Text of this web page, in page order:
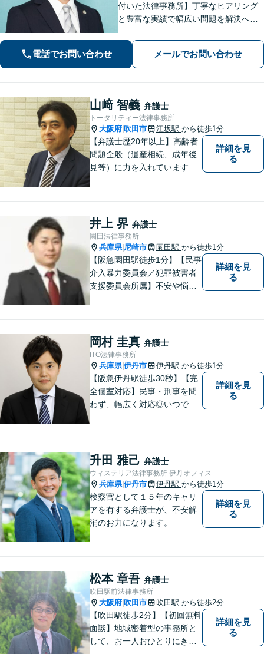
付いた法律事務所】丁寧なヒアリング
と豊富な実績で幅広い問題を解決へ導
請求／面会交流など【相続・遺言】相
続放棄／遺産分割調停など【電話・メ
ール相談初回無料】【休日夜間対応
可】
電話でお問い合わせ メールでお問い合わせ
山﨑 智義 弁護士
トータリティー法律事務所
大阪府 吹田市 江坂駅 から徒歩1分
【弁護士歴20年以上】高齢者
問題全般（遺産相続、成年後
見等）に力を入れています。
詳細を見
る
井上 界 弁護士
園田法律事務所
兵庫県| 尼崎市 園田駅 から徒歩1分
【阪急園田駅徒歩1分】【民事
介入暴力委員会／犯罪被害者
支援委員会所属】不安や悩み
期の対策こそが解決にとって
最も有効な手段です。最高の
法的サービスを社会の隅々に
まで届けます。
詳細を見
る
岡村 圭真 弁護士
ITO法律事務所
兵庫県|伊丹市 伊丹駅 から徒歩1分
【阪急伊丹駅徒歩30秒】【完
全個室対応】民事・刑事を問
わず、幅広く対応◎いつでも
れず、尽力してまいります。
【メーカー法務経験あり】
詳細を見
る
升田 雅己 弁護士
ウィステリア法律事務所 伊丹オフィス
兵庫県|伊丹市 伊丹駅 から徒歩1分
検察官として１５年のキャリ
アを有する弁護士が、不安解
消のお力になります。
詳細を見
る
松本 章吾 弁護士
吹田駅前法律事務所
大阪府 吹田市 吹田駅 から徒歩2分
【吹田駅徒歩2分】【初回無料
面談】地域密着型の事務所と
して、お一人おひとりにきめ
詳細を見
る